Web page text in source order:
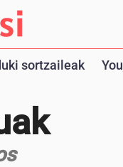
sortzaileak